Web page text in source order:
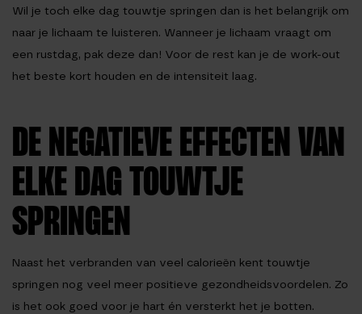
Wil je toch elke dag touwtje springen dan is het belangrijk om
naar je lichaam te luisteren. Wanneer je lichaam vraagt om
een rustdag, pak deze dan! Voor de rest kan je de work-out
het beste kort houden en de intensiteit laag.
DE NEGATIEVE EFFECTEN VAN
ELKE DAG TOUWTJE
SPRINGEN
Naast het verbranden van veel calorieën kent touwtje
springen nog veel meer positieve gezondheidsvoordelen. Zo
is het ook goed voor je hart én versterkt het je botten.